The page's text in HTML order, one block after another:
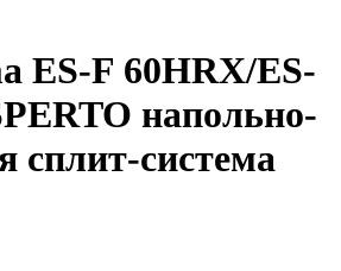
ES-F 60HRX/ES-
напольно-
сплит-система